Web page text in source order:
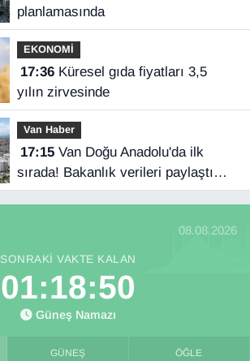
planlamasında
EKONOMİ
17:36Küresel gıda fiyatları 3,5
yılın zirvesinde
Van Haber
17:15Van Doğu Anadolu'da ilk
sırada! Bakanlık verileri paylaştı…
08.08.2026
SONRAKI VAKTE KALAN
01:18:49
Güneş Namazı
GÜNEŞ ÖĞLE